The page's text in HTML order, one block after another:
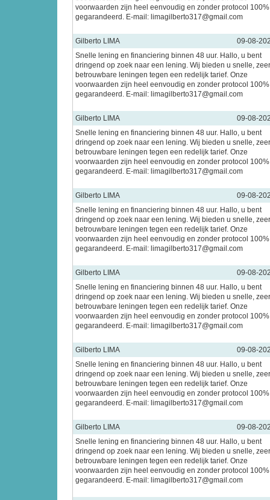
voorwaarden zijn heel eenvoudig en zonder protocol 100%
gegarandeerd. E-mail: limagilberto317@gmail.com
Gilberto LIMA
09-08-
Snelle lening en financiering binnen 48 uur. Hallo, u bent
dringend op zoek naar een lening. Wij bieden u snelle, zeer
betrouwbare leningen tegen een redelijk tarief. Onze
voorwaarden zijn heel eenvoudig en zonder protocol 100%
gegarandeerd. E-mail: limagilberto317@gmail.com
Gilberto LIMA
09-08-
Snelle lening en financiering binnen 48 uur. Hallo, u bent
dringend op zoek naar een lening. Wij bieden u snelle, zeer
betrouwbare leningen tegen een redelijk tarief. Onze
voorwaarden zijn heel eenvoudig en zonder protocol 100%
gegarandeerd. E-mail: limagilberto317@gmail.com
Gilberto LIMA
09-08-
Snelle lening en financiering binnen 48 uur. Hallo, u bent
dringend op zoek naar een lening. Wij bieden u snelle, zeer
betrouwbare leningen tegen een redelijk tarief. Onze
voorwaarden zijn heel eenvoudig en zonder protocol 100%
gegarandeerd. E-mail: limagilberto317@gmail.com
Gilberto LIMA
09-08-
Snelle lening en financiering binnen 48 uur. Hallo, u bent
dringend op zoek naar een lening. Wij bieden u snelle, zeer
betrouwbare leningen tegen een redelijk tarief. Onze
voorwaarden zijn heel eenvoudig en zonder protocol 100%
gegarandeerd. E-mail: limagilberto317@gmail.com
Gilberto LIMA
09-08-
Snelle lening en financiering binnen 48 uur. Hallo, u bent
dringend op zoek naar een lening. Wij bieden u snelle, zeer
betrouwbare leningen tegen een redelijk tarief. Onze
voorwaarden zijn heel eenvoudig en zonder protocol 100%
gegarandeerd. E-mail: limagilberto317@gmail.com
Gilberto LIMA
09-08-
Snelle lening en financiering binnen 48 uur. Hallo, u bent
dringend op zoek naar een lening. Wij bieden u snelle, zeer
betrouwbare leningen tegen een redelijk tarief. Onze
voorwaarden zijn heel eenvoudig en zonder protocol 100%
gegarandeerd. E-mail: limagilberto317@gmail.com